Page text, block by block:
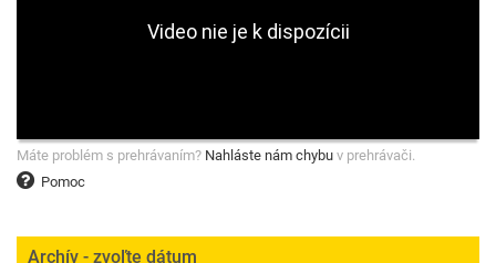
Pomoc
Máte problém s prehrávaním? Nahláste nám chybu v prehrávači.
Archív - zvoľte dátum